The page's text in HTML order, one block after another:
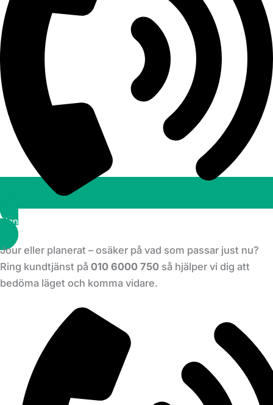
Planera ett besök
Jour eller planerat – osäker på vad som passar just nu?
Ring kundtjänst på 010 6000 750 så hjälper vi dig att
bedöma läget och komma vidare.